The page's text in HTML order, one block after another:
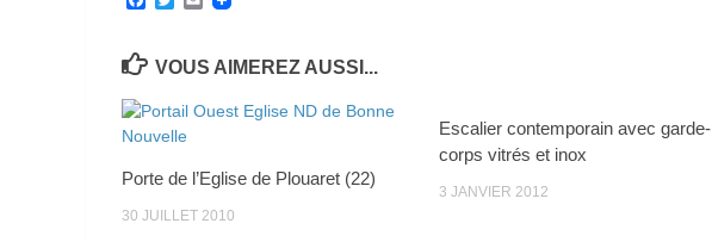
VOUS AIMEREZ AUSSI...
Porte de l’Eglise de Plouaret (22)
30 JUILLET 2010
Escalier contemporain avec garde-
corps vitrés et inox
3 JANVIER 2012